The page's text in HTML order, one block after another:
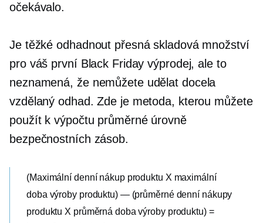
očekávalo.
Je těžké odhadnout přesná skladová množství
pro váš první Black Friday výprodej, ale to
neznamená, že nemůžete udělat docela
vzdělaný odhad. Zde je metoda, kterou můžete
použít k výpočtu průměrné úrovně
bezpečnostních zásob.
(Maximální denní nákup produktu X maximální
doba výroby produktu) — (průměrné denní nákupy
produktu X průměrná doba výroby produktu) =